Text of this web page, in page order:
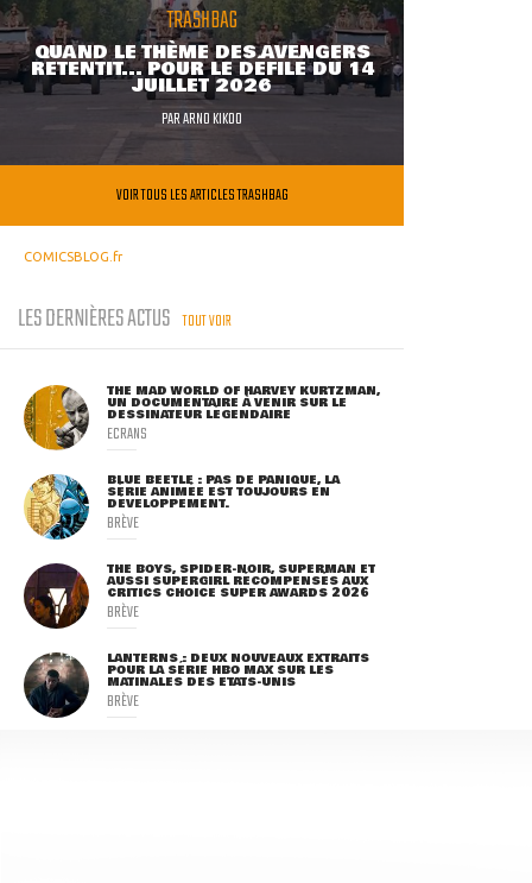
TRASHBAG
QUAND LE THÈME DES AVENGERS
RETENTIT... POUR LE DÉFILÉ DU 14
JUILLET 2026
PARARNO KIKOO
VOIR TOUS LES ARTICLES TRASHBAG
COMICSBLOG.fr
LES DERNIÈRES ACTUS TOUT VOIR
THE MAD WORLD OF HARVEY KURTZMAN,
UN DOCUMENTAIRE À VENIR SUR LE
DESSINATEUR LÉGENDAIRE
ECRANS
BLUE BEETLE : PAS DE PANIQUE, LA
SÉRIE ANIMÉE EST TOUJOURS EN
DÉVELOPPEMENT.
BRÈVE
THE BOYS, SPIDER-NOIR, SUPERMAN ET
AUSSI SUPERGIRL RÉCOMPENSÉS AUX
CRITICS CHOICE SUPER AWARDS 2026
BRÈVE
LANTERNS : DEUX NOUVEAUX EXTRAITS
POUR LA SÉRIE HBO MAX SUR LES
MATINALES DES ETATS-UNIS
BRÈVE